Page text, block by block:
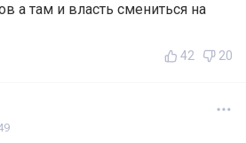
а там и власть смениться на
42 20